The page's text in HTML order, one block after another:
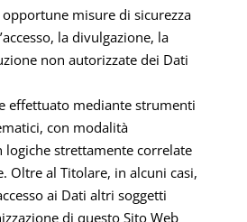
misure di sicurezza
la divulgazione, la
non autorizzate dei Dati
effettuato mediante strumenti
con modalità
logiche strettamente correlate
Oltre al Titolare, in alcuni casi,
ai Dati altri soggetti
di questo Sito Web